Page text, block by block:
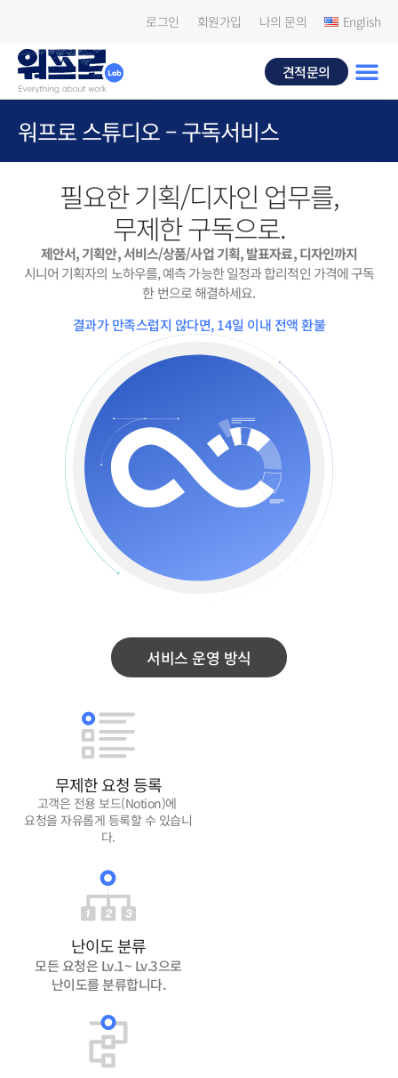
로그인 회원가입 나의 문의 English
견적문의
워프로 스튜디오 – 구독서비스
필요한 기획/디자인 업무를,
무제한 구독으로.
제안서, 기획안, 서비스/상품/사업 기획, 발표자료, 디자인까지
시니어 기획자의 노하우를, 예측 가능한 일정과 합리적인 가격에 구독
한 번으로 해결하세요.
결과가 만족스럽지 않다면, 14일 이내 전액 환불
서비스 운영 방식
무제한 요청 등록
고객은 전용 보드(Notion)에
요청을 자유롭게 등록할 수 있습니
다.
난이도 분류
모든 요청은 Lv.1~ Lv.3으로
난이도를 분류합니다.